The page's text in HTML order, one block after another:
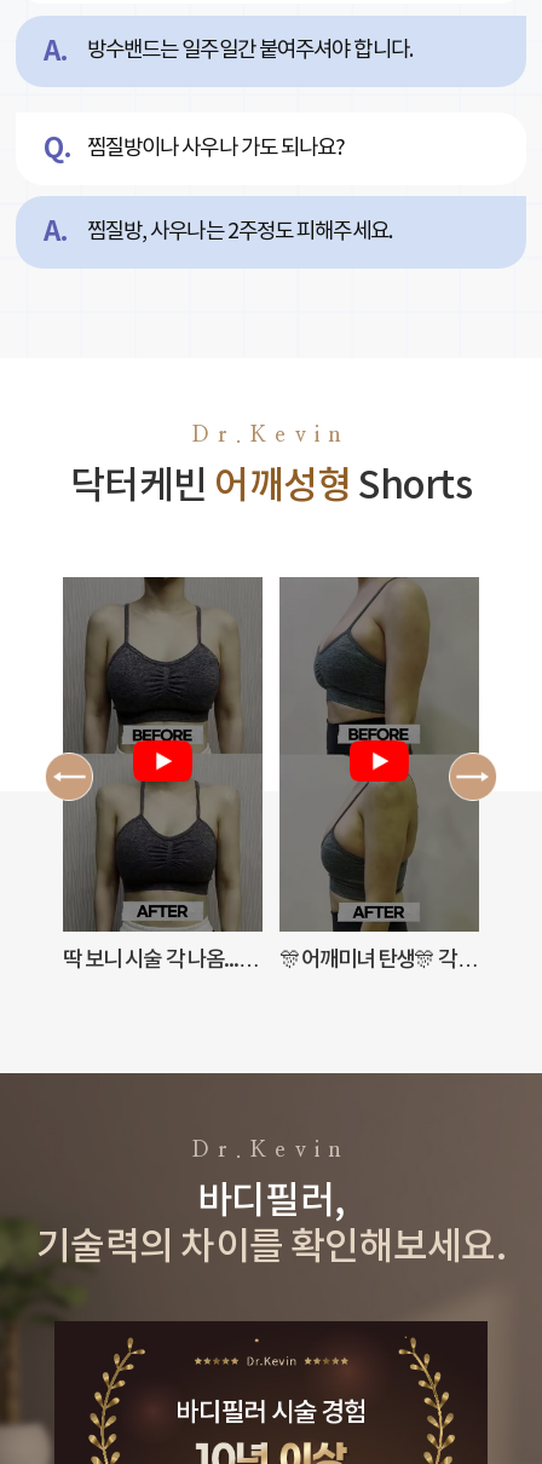
방수밴드는 일주일간 붙여주셔야 합니다.
찜질방이나 사우나 가도 되나요?
찜질방, 사우나는 2주정도 피해주세요.
Dr.Kevin
닥터케빈 어깨성형 Shorts
딱 보니 시술 각 나옴...🧐
🎊어깨미녀 탄생🎊 각
Dr.Kevin
바디필러,
기술력의 차이를 확인해보세요.